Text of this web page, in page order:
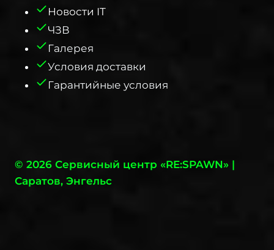
Новости IT
ЧЗВ
Галерея
Условия доставки
Гарантийные условия
© 2026 Сервисный центр «RE:SPAWN» |
Саратов, Энгельс